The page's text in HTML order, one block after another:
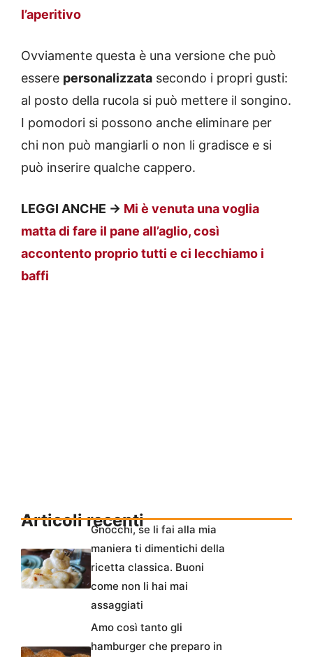
l’aperitivo
Ovviamente questa è una versione che può
essere personalizzata secondo i propri gusti:
al posto della rucola si può mettere il songino.
I pomodori si possono anche eliminare per
chi non può mangiarli o non li gradisce e si
può inserire qualche cappero.
LEGGI ANCHE -> Mi è venuta una voglia
matta di fare il pane all’aglio, così
accontento proprio tutti e ci lecchiamo i
baffi
Articoli recentiGnocchi, se li fai alla mia
maniera ti dimentichi della
ricetta classica. Buoni
come non li hai mai
assaggiati
Amo così tanto gli
hamburger che preparo in